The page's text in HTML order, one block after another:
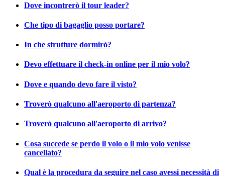
Dove incontrerò il tour leader?
Che tipo di bagaglio posso portare?
In che strutture dormirò?
Devo effettuare il check-in online per il mio volo?
Dove e quando devo fare il visto?
Troverò qualcuno all'aeroporto di partenza?
Troverò qualcuno all'aeroporto di arrivo?
Cosa succede se perdo il volo o il mio volo venisse
cancellato?
Qual è la procedura da seguire nel caso avessi necessità di